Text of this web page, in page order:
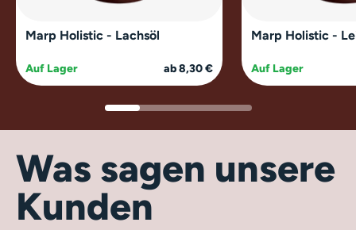
Marp Holistic - Lachsöl
Auf Lager ab 8,30 €
Marp Holistic -
Auf Lager
Was sagen unsere
Kunden